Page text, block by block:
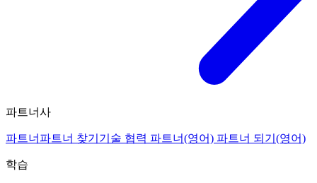
파트너사
파트너 파트너 찾기 기술 협력 파트너(영어) 파트너 되기(영어)
학습